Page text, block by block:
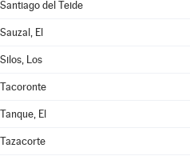
Santiago del Teide
Sauzal, El
Silos, Los
Tacoronte
Tanque, El
Tazacorte